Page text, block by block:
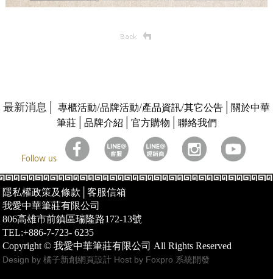
最新消息│ 專櫃活動/品牌活動/產品資訊/其它公告
關於中華
筆莊│ 品牌介紹 官方購物 聯絡我們
Follow us
隱私權政策及條款 │客服信箱
我愛中華筆莊有限公司
806高雄市前鎮區瑞隆路172-13號
TEL:+886-7-723- 6235
Copyright © 我愛中華筆莊有限公司 All Rights Reserved
Design by 橘子新創網頁設計 Host by Foxpro 系統開發